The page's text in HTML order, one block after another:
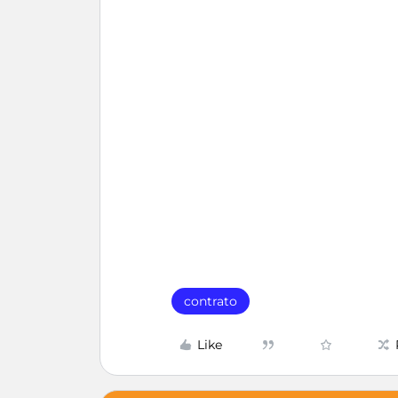
contrato
Like